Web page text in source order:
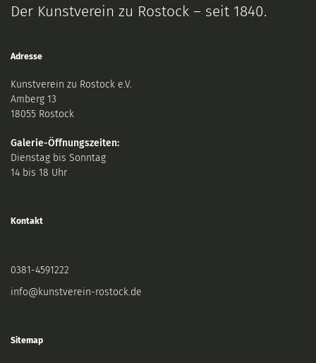
Der Kunstverein zu Rostock – seit 1840.
Adresse
Kunstverein zu Rostock e.V.
Amberg 13
18055 Rostock
Galerie-Öffnungszeiten:
Dienstag bis Sonntag
14 bis 18 Uhr
Kontakt
0381-4591222
info@kunstverein-rostock.de
Sitemap